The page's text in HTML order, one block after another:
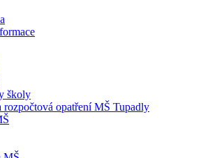
školy
rozpočtová opatření MŠ Tupadly